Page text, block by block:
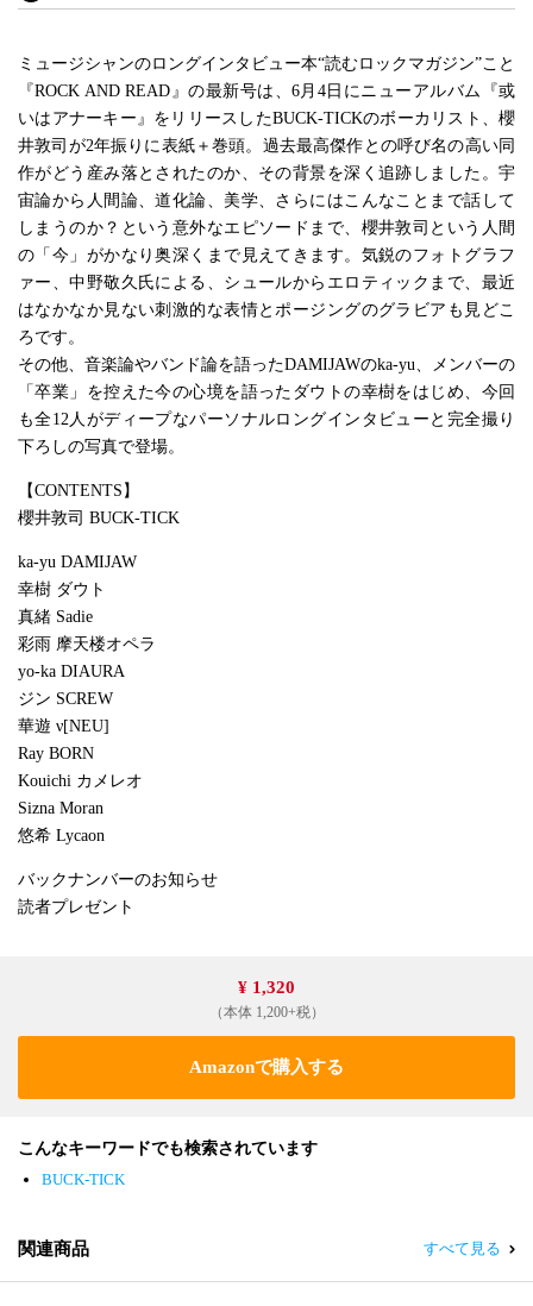
ミュージシャンのロングインタビュー本“読むロックマガジン”こと
『ROCK AND READ』の最新号は、6月4日にニューアルバム『或
いはアナーキー』をリリースしたBUCK-TICKのボーカリスト、櫻
井敦司が2年振りに表紙＋巻頭。過去最高傑作との呼び名の高い同
作がどう産み落とされたのか、その背景を深く追跡しました。宇
宙論から人間論、道化論、美学、さらにはこんなことまで話して
しまうのか？という意外なエピソードまで、櫻井敦司という人間
の「今」がかなり奥深くまで見えてきます。気鋭のフォトグラフ
ァー、中野敬久氏による、シュールからエロティックまで、最近
はなかなか見ない刺激的な表情とポージングのグラビアも見どこ
ろです。
その他、音楽論やバンド論を語ったDAMIJAWのka-yu、メンバーの
「卒業」を控えた今の心境を語ったダウトの幸樹をはじめ、今回
も全12人がディープなパーソナルロングインタビューと完全撮り
下ろしの写真で登場。
【CONTENTS】
櫻井敦司 BUCK-TICK
ka-yu DAMIJAW
幸樹 ダウト
真緒 Sadie
彩雨 摩天楼オペラ
yo-ka DIAURA
ジン SCREW
華遊 ν[NEU]
Ray BORN
Kouichi カメレオ
Sizna Moran
悠希 Lycaon
バックナンバーのお知らせ
読者プレゼント
¥ 1,320
（本体 1,200+税）
Amazonで購入する
こんなキーワードでも検索されています
BUCK-TICK
関連商品 すべて見る